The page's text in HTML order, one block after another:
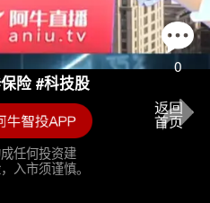
0
险 #科技股
任何投资建
入市须谨慎。